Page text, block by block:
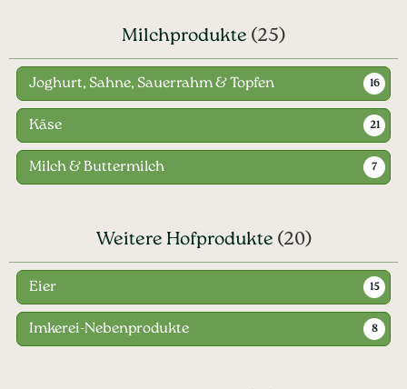
Milchprodukte (25)
Joghurt, Sahne, Sauerrahm & Topfen 16
Käse 21
Milch & Buttermilch 7
Weitere Hofprodukte (20)
Eier 15
Imkerei-Nebenprodukte 8